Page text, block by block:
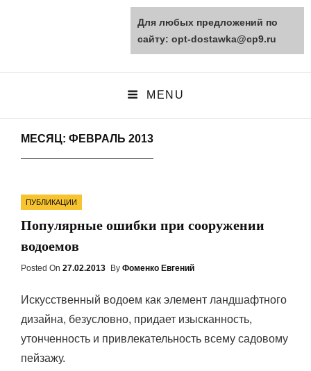
opt-dostawka.ru
MENU
МЕСЯЦ: ФЕВРАЛЬ 2013
Categories
ПУБЛИКАЦИИ
Популярные ошибки при сооружении
водоемов
Posted On Posted
27.02.2013 By Фоменко Евгений
Искусственный водоем как элемент ландшафтного
дизайна, безусловно, придает изысканность,
утонченность и привлекательность всему садовому
пейзажу.
Для любых предложений по
сайту: opt-dostawka@cp9.ru